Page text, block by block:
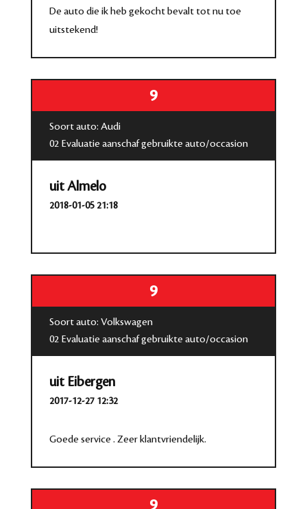
De auto die ik heb gekocht bevalt tot nu toe
uitstekend!
9
Soort auto: Audi
02 Evaluatie aanschaf gebruikte auto/occasion
uit Almelo
2018-01-05 21:18
9
Soort auto: Volkswagen
02 Evaluatie aanschaf gebruikte auto/occasion
uit Eibergen
2017-12-27 12:32
Goede service . Zeer klantvriendelijk.
9